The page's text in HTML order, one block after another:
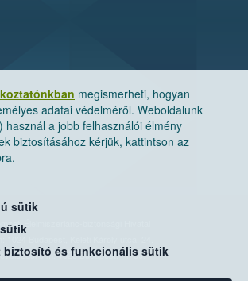
megismerheti, hogyan
adatai védelméről. Weboldalunk
használ a jobb felhasználói élmény
biztosításához kérjük, kattintson az
sütik
biztosító és funkcionális sütik
Élelmiszerlánc-biztonsági Hivatal
cím: 1525 Budapest. Pf. 30.